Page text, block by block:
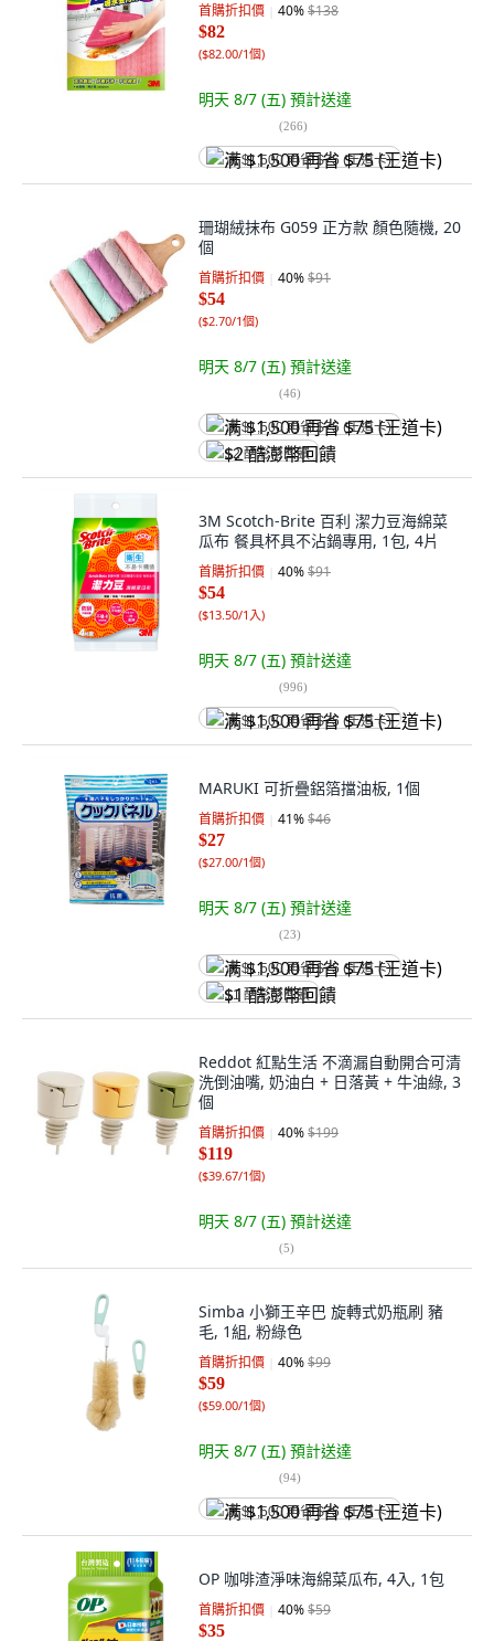
首購折扣價 40%$138
$82
($82.00/1個)
明天 8/7 (五) 預計送達
(266)
满 $1,500 再省 $75 (王道卡)
珊瑚絨抹布 G059 正方款 顏色隨機, 20
個
首購折扣價 40%$91
$54
($2.70/1個)
明天 8/7 (五) 預計送達
(46)
满 $1,500 再省 $75 (王道卡)
$2 酷澎幣回饋
3M Scotch-Brite 百利 潔力豆海綿菜
瓜布 餐具杯具不沾鍋專用, 1包, 4片
首購折扣價 40%$91
$54
($13.50/1入)
明天 8/7 (五) 預計送達
(996)
满 $1,500 再省 $75 (王道卡)
MARUKI 可折疊鋁箔擋油板, 1個
首購折扣價 41%$46
$27
($27.00/1個)
明天 8/7 (五) 預計送達
(23)
满 $1,500 再省 $75 (王道卡)
$1 酷澎幣回饋
Reddot 紅點生活 不滴漏自動開合可清
洗倒油嘴, 奶油白 + 日落黃 + 牛油綠, 3
個
首購折扣價 40%$199
$119
($39.67/1個)
明天 8/7 (五) 預計送達
(5)
Simba 小獅王辛巴 旋轉式奶瓶刷 豬
毛, 1組, 粉綠色
首購折扣價 40%$99
$59
($59.00/1個)
明天 8/7 (五) 預計送達
(94)
满 $1,500 再省 $75 (王道卡)
OP 咖啡渣淨味海綿菜瓜布, 4入, 1包
首購折扣價 40%$59
$35